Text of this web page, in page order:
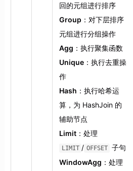
回的元组进行排序
Group ：对下层排序
元组进行分组操作
Agg ：执行聚集函数
Unique：执行去重操
作
Hash ：执行哈希运
算，为 HashJoin 的
辅助节点
Limit：处理
LIMIT / OFFSET 子句
WindowAgg ：处理